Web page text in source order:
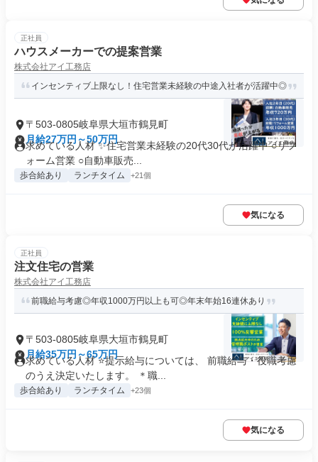
正社員
ハウスメーカーでの提案営業
株式会社アイ工務店
インセンティブ上限なし！住宅営業未経験の中途入社者が活躍中◎
〒503-0805岐阜県大垣市鶴見町
月給27万円～50万円
求めている人材 ✨住宅営業未経験の20代30代が活躍中 ○リフ
ォーム営業 ○自動車販売...
歩合給あり ランチタイム +21個
気になる
正社員
注文住宅の営業
株式会社アイ工務店
前職給与考慮◎年収1000万円以上も可◎年末年始16連休あり
〒503-0805岐阜県大垣市鶴見町
月給35万円～65万円
求めている人材 ⭐提示給与については、 前職給与・役職考慮
のうえ決定いたします。 ＊職...
歩合給あり ランチタイム +23個
気になる